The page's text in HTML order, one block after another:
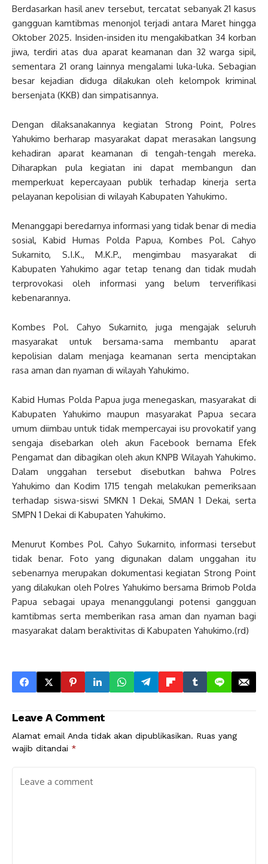
Berdasarkan hasil anev tersebut, tercatat sebanyak 21 kasus
gangguan kamtibmas menonjol terjadi antara Maret hingga
Oktober 2025. Insiden-insiden itu mengakibatkan 34 korban
jiwa, terdiri atas dua aparat keamanan dan 32 warga sipil,
sementara 21 orang lainnya mengalami luka-luka. Sebagian
besar kejadian diduga dilakukan oleh kelompok kriminal
bersenjata (KKB) dan simpatisannya.
Dengan dilaksanakannya kegiatan Strong Point, Polres
Yahukimo berharap masyarakat dapat merasakan langsung
kehadiran aparat keamanan di tengah-tengah mereka.
Diharapkan pula kegiatan ini dapat membangun dan
memperkuat kepercayaan publik terhadap kinerja serta
pelayanan kepolisian di wilayah Kabupaten Yahukimo.
Menanggapi beredarnya informasi yang tidak benar di media
sosial, Kabid Humas Polda Papua, Kombes Pol. Cahyo
Sukarnito, S.I.K., M.K.P., mengimbau masyarakat di
Kabupaten Yahukimo agar tetap tenang dan tidak mudah
terprovokasi oleh informasi yang belum terverifikasi
kebenarannya.
Kombes Pol. Cahyo Sukarnito, juga mengajak seluruh
masyarakat untuk bersama-sama membantu aparat
kepolisian dalam menjaga keamanan serta menciptakan
rasa aman dan nyaman di wilayah Yahukimo.
Kabid Humas Polda Papua juga menegaskan, masyarakat di
Kabupaten Yahukimo maupun masyarakat Papua secara
umum diimbau untuk tidak mempercayai isu provokatif yang
sengaja disebarkan oleh akun Facebook bernama Efek
Pengamat dan dibagikan oleh akun KNPB Wilayah Yahukimo.
Dalam unggahan tersebut disebutkan bahwa Polres
Yahukimo dan Kodim 1715 tengah melakukan pemeriksaan
terhadap siswa-siswi SMKN 1 Dekai, SMAN 1 Dekai, serta
SMPN 1 Dekai di Kabupaten Yahukimo.
Menurut Kombes Pol. Cahyo Sukarnito, informasi tersebut
tidak benar. Foto yang digunakan dalam unggahan itu
sebenarnya merupakan dokumentasi kegiatan Strong Point
yang dilakukan oleh Polres Yahukimo bersama Brimob Polda
Papua sebagai upaya menanggulangi potensi gangguan
kamtibmas serta memberikan rasa aman dan nyaman bagi
masyarakat dalam beraktivitas di Kabupaten Yahukimo.(rd)
Leave A Comment
Alamat email Anda tidak akan dipublikasikan. Ruas yang
wajib ditandai *